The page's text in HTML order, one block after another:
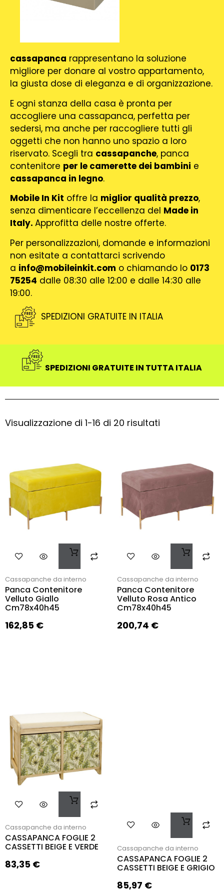
cassapanca rappresentano la soluzione
migliore per donare al vostro appartamento,
la giusta dose di eleganza e di organizzazione.
E ogni stanza della casa è pronta per
accogliere una cassapanca, perfetta per
sedersi, ma anche per raccogliere tutti gli
oggetti che non hanno uno spazio a loro
riservato. Scegli tra cassapanche, panca
contenitore per le camerette dei bambini e
cassapanca in legno.
Mobile In Kit offre la miglior qualità prezzo,
senza dimenticare l’eccellenza del Made in
Italy. Approfitta delle nostre offerte.
Per personalizzazioni, domande e informazioni
non esitate a contattarci scrivendo
a info@mobileinkit.com o chiamando lo 0173
75254 dalle 08:30 alle 12:00 e dalle 14:30 alle
19:00.
SPEDIZIONI GRATUITE IN ITALIA
SPEDIZIONI GRATUITE IN TUTTA ITALIA
Visualizzazione di 1-16 di 20 risultati
Cassapanche da interno
Panca Contenitore
Velluto Giallo
Cm78x40h45
162,85 €
Cassapanche da interno
Panca Contenitore
Velluto Rosa Antico
Cm78x40h45
200,74 €
Cassapanche da interno
CASSAPANCA FOGLIE 2
CASSETTI BEIGE E VERDE
83,35 €
Cassapanche da interno
CASSAPANCA FOGLIE 2
CASSETTI BEIGE E GRIGIO
85,97 €